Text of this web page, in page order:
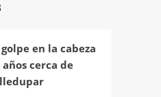
en la cabeza
cerca de